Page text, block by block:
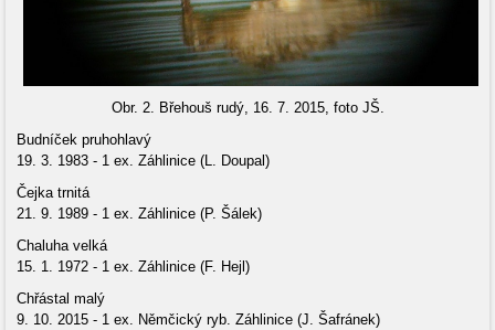
Obr. 2. Břehouš rudý, 16. 7. 2015, foto JŠ.
Budníček pruhohlavý
19. 3. 1983 - 1 ex. Záhlinice (L. Doupal)
Čejka trnitá
21. 9. 1989 - 1 ex. Záhlinice (P. Šálek)
Chaluha velká
15. 1. 1972 - 1 ex. Záhlinice (F. Hejl)
Chřástal malý
9. 10. 2015 - 1 ex. Němčický ryb. Záhlinice (J. Šafránek)